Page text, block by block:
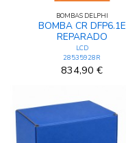
BOMBAS DELPHI
BOMBA CR DFP6.1E
REPARADO
LCD
28535928R
834,90 €